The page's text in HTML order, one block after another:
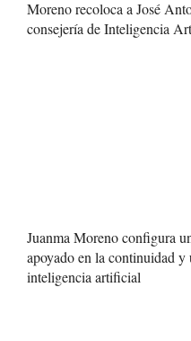
Moreno recoloca a José
consejería de Inteligencia
Juanma Moreno configura
apoyado en la continuidad y
inteligencia artificial